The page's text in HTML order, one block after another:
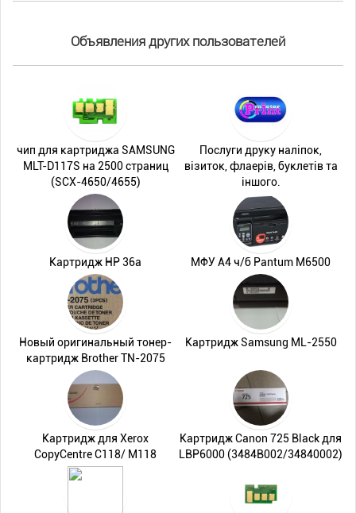
Объявления других пользователей
чип для картриджа SAMSUNG
MLT-D117S на 2500 страниц
(SCX-4650/4655)
Послуги друку наліпок,
візиток, флаерів, буклетів та
іншого.
Картридж HP 36a МФУ A4 ч/б Pantum M6500
Новый оригинальный тонер-
картридж Brother TN-2075
Картридж Samsung ML-2550
Картридж для Xerox
CopyCentre C118/ M118
Картридж Canon 725 Black для
LBP6000 (3484B002/34840002)